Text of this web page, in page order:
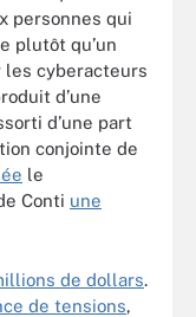
personnes qui
plutôt qu’un
les cyberacteurs
d’une
d’une part
conjointe de
le
Conti une
de dollars.
de tensions,